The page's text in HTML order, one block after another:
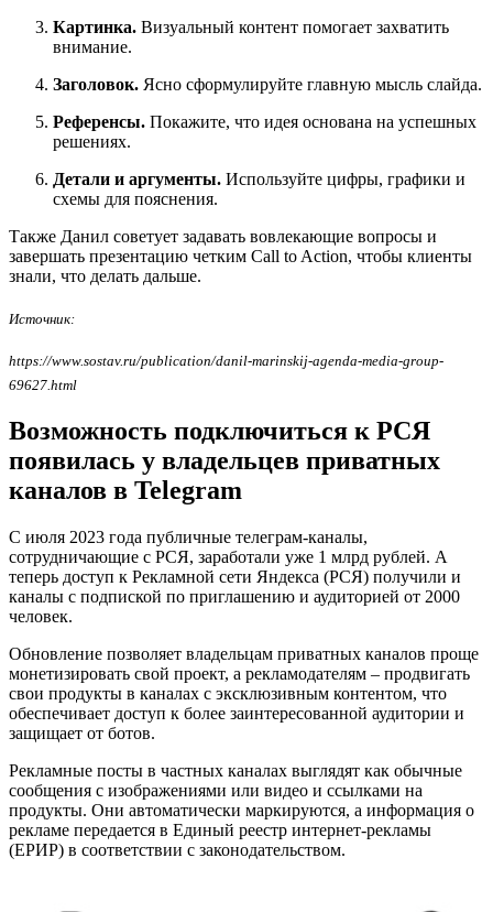
Картинка. Визуальный контент помогает захватить
внимание.
Заголовок. Ясно сформулируйте главную мысль слайда.
Референсы. Покажите, что идея основана на успешных
решениях.
Детали и аргументы. Используйте цифры, графики и
схемы для пояснения.
Также Данил советует задавать вовлекающие вопросы и
завершать презентацию четким Call to Action, чтобы клиенты
знали, что делать дальше.
Источник:
https://www.sostav.ru/publication/danil-marinskij-agenda-media-group-
69627.html
Возможность подключиться к РСЯ
появилась у владельцев приватных
каналов в Telegram
С июля 2023 года публичные телеграм-каналы,
сотрудничающие с РСЯ, заработали уже 1 млрд рублей. А
теперь доступ к Рекламной сети Яндекса (РСЯ) получили и
каналы с подпиской по приглашению и аудиторией от 2000
человек.
Обновление позволяет владельцам приватных каналов проще
монетизировать свой проект, а рекламодателям – продвигать
свои продукты в каналах с эксклюзивным контентом, что
обеспечивает доступ к более заинтересованной аудитории и
защищает от ботов.
Рекламные посты в частных каналах выглядят как обычные
сообщения с изображениями или видео и ссылками на
продукты. Они автоматически маркируются, а информация о
рекламе передается в Единый реестр интернет-рекламы
(ЕРИР) в соответствии с законодательством.